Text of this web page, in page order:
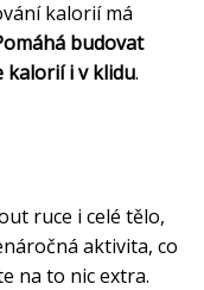
kalorií má
budovat
kalorií i v klidu.
ruce i celé tělo,
aktivita, co
na to nic extra.